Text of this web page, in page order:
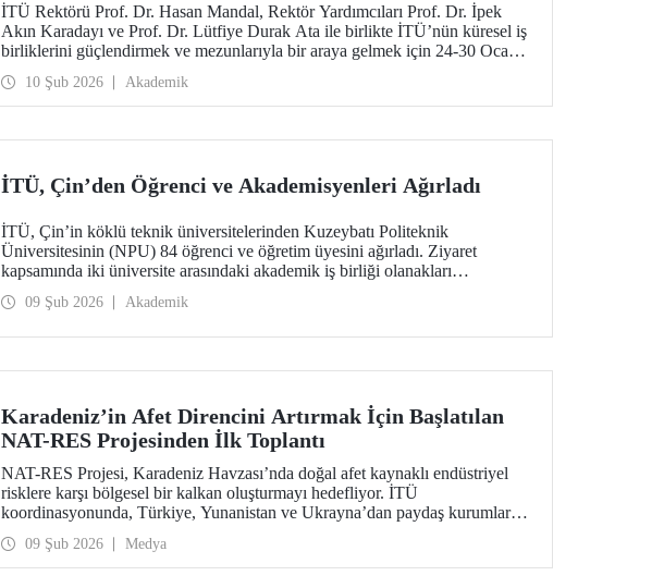
İTÜ Rektörü Prof. Dr. Hasan Mandal, Rektör Yardımcıları Prof. Dr. İpek
Akın Karadayı ve Prof. Dr. Lütfiye Durak Ata ile birlikte İTÜ’nün küresel iş
birliklerini güçlendirmek ve mezunlarıyla bir araya gelmek için 24-30 Ocak
10 Şub 2026 Akademik
İTÜ, Çin’den Öğrenci ve Akademisyenleri Ağırladı
İTÜ, Çin’in köklü teknik üniversitelerinden Kuzeybatı Politeknik
Üniversitesinin (NPU) 84 öğrenci ve öğretim üyesini ağırladı. Ziyaret
kapsamında iki üniversite arasındaki akademik iş birliği olanakları
09 Şub 2026 Akademik
Karadeniz’in Afet Direncini Artırmak İçin Başlatılan
NAT-RES Projesinden İlk Toplantı
NAT-RES Projesi, Karadeniz Havzası’nda doğal afet kaynaklı endüstriyel
risklere karşı bölgesel bir kalkan oluşturmayı hedefliyor. İTÜ
koordinasyonunda, Türkiye, Yunanistan ve Ukrayna’dan paydaş kurumların
Ayazağa Yerleşkemizde yapıldı.
09 Şub 2026 Medya